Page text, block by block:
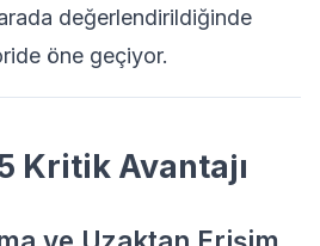
değerlendirildiğinde
öne geçiyor.
Kritik Avantajı